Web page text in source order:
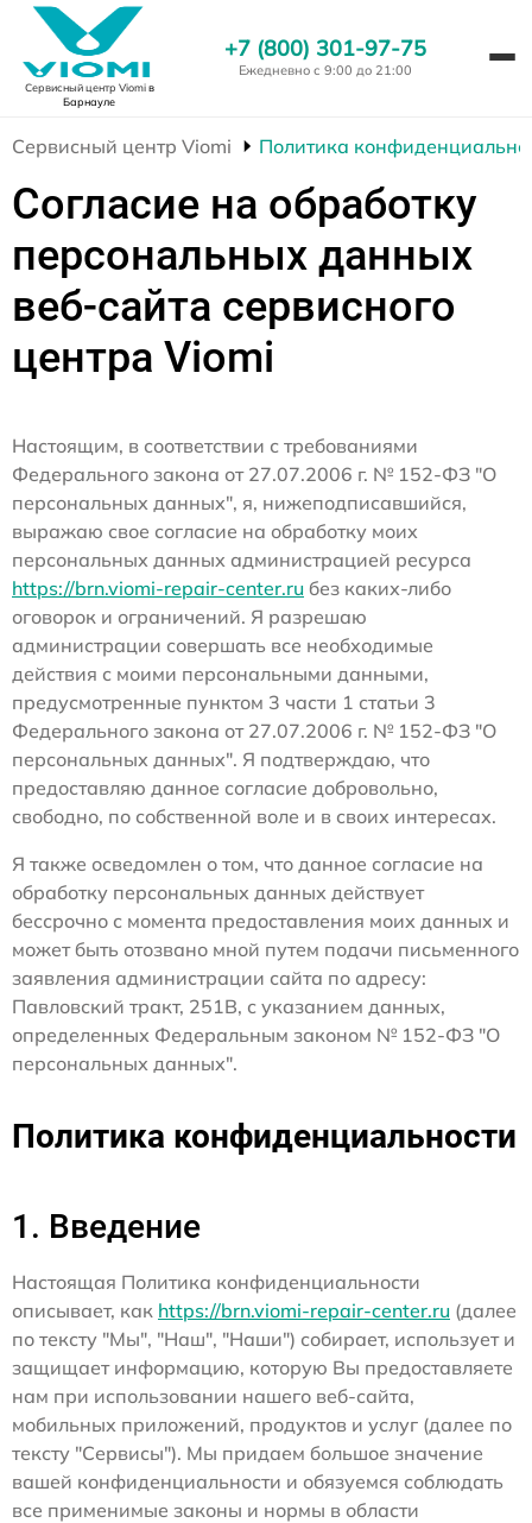
Сервисный центр Viomiв
Барнауле
+7 (800) 301-97-75
Ежедневно с 9:00 до 21:00
Сервисный центр Viomi Политика
Согласие на обработку
персональных данных
веб-сайта сервисного
центра Viomi
Настоящим, в соответствии с требованиями
Федерального закона от 27.07.2006 г. № 152-ФЗ "О
персональных данных", я, нижеподписавшийся,
выражаю свое согласие на обработку моих
персональных данных администрацией ресурса
https://brn.viomi-repair-center.ru без каких-либо
оговорок и ограничений. Я разрешаю
администрации совершать все необходимые
действия с моими персональными данными,
предусмотренные пунктом 3 части 1 статьи 3
Федерального закона от 27.07.2006 г. № 152-ФЗ "О
персональных данных". Я подтверждаю, что
предоставляю данное согласие добровольно,
свободно, по собственной воле и в своих интересах.
Я также осведомлен о том, что данное согласие на
обработку персональных данных действует
бессрочно с момента предоставления моих данных и
может быть отозвано мной путем подачи письменного
заявления администрации сайта по адресу:
Павловский тракт, 251В, с указанием данных,
определенных Федеральным законом № 152-ФЗ "О
персональных данных".
Политика конфиденциальности
1. Введение
Настоящая Политика конфиденциальности
описывает, как https://brn.viomi-repair-center.ru (далее
по тексту "Мы", "Наш", "Наши") собирает, использует и
защищает информацию, которую Вы предоставляете
нам при использовании нашего веб-сайта,
мобильных приложений, продуктов и услуг (далее по
тексту "Сервисы"). Мы придаем большое значение
вашей конфиденциальности и обязуемся соблюдать
все применимые законы и нормы в области